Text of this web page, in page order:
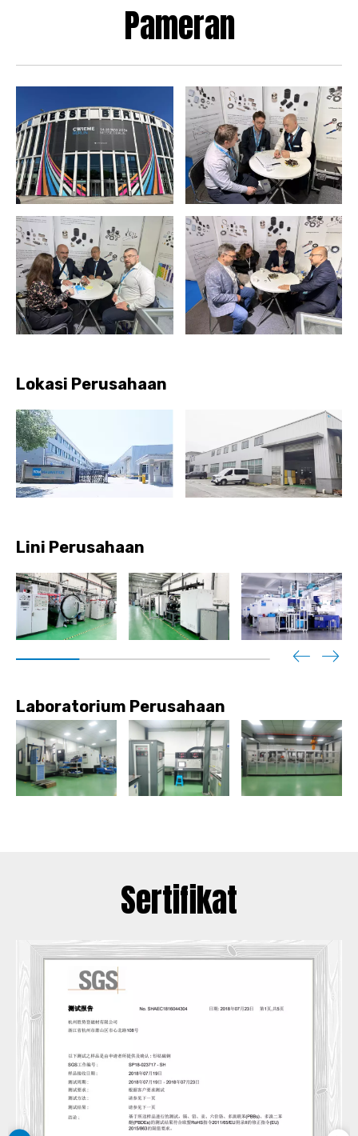
Pameran
Lokasi Perusahaan
Lini Perusahaan
Laboratorium Perusahaan
Sertifikat